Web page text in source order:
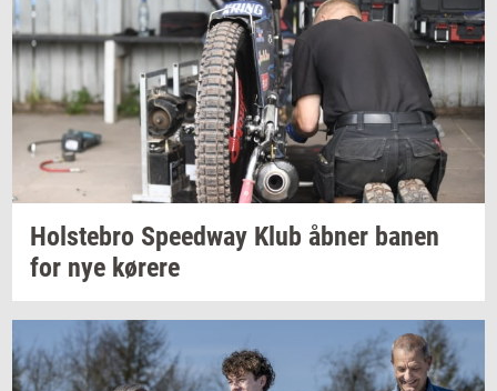
Holste­bro Spe­edway Klub åbner banen
for nye kø­re­re